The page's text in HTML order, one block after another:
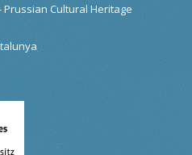
Cultural Heritage